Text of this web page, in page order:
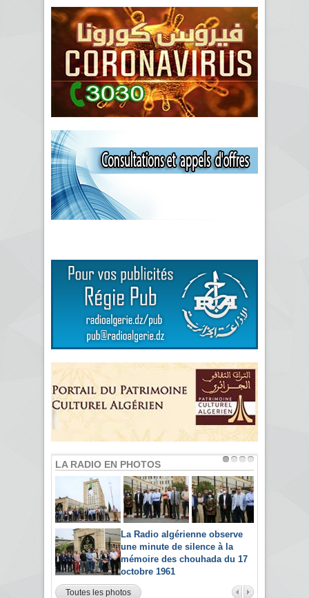
LA RADIO EN PHOTOS
La Radio algérienne observe
une minute de silence à la
mémoire des chouhada du 17
octobre 1961
Toutes les photos